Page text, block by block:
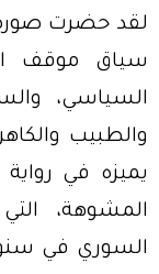
لقد حضرت
سياق موقف
السياسي،
والطبيب
يميزه في
المشوهة،
السوري في